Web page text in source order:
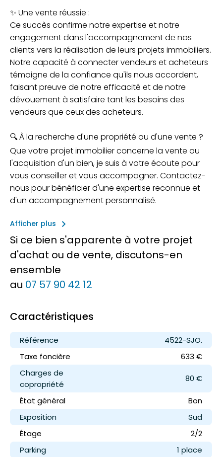
✨ Une vente réussie :
Ce succès confirme notre expertise et notre
engagement dans l'accompagnement de nos
clients vers la réalisation de leurs projets immobiliers.
Notre capacité à connecter vendeurs et acheteurs
témoigne de la confiance qu'ils nous accordent,
faisant preuve de notre efficacité et de notre
dévouement à satisfaire tant les besoins des
vendeurs que ceux des acheteurs.
🔍 À la recherche d'une propriété ou d'une vente ?
Que votre projet immobilier concerne la vente ou
l'acquisition d'un bien, je suis à votre écoute pour
vous conseiller et vous accompagner. Contactez-
nous pour bénéficier d'une expertise reconnue et
d'un accompagnement personnalisé.
Afficher plus
keyboard_arrow_right
Si ce bien s'apparente à votre projet
d'achat ou de vente, discutons-en
ensemble
au 07 57 90 42 12
Caractéristiques
Référence
4522-SJO.
Taxe foncière
633 €
Charges de
copropriété
80 €
État général
Bon
Exposition
Sud
Étage
2/2
Parking
1 place